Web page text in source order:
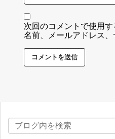
次回のコメントで使用
名前、メールアドレス、